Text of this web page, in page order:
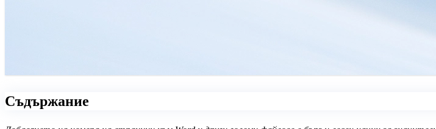
Съдържание